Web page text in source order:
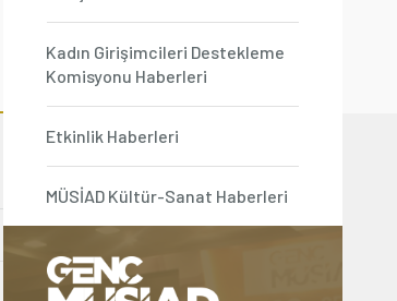
Kadın Girişimcileri Destekleme
Komisyonu Haberleri
Etkinlik Haberleri
MÜSİAD Kültür-Sanat Haberleri